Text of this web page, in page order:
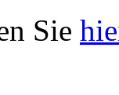
Sie